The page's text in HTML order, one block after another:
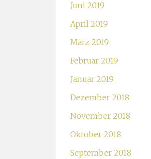
Juni 2019
April 2019
März 2019
Februar 2019
Januar 2019
Dezember 2018
November 2018
Oktober 2018
September 2018